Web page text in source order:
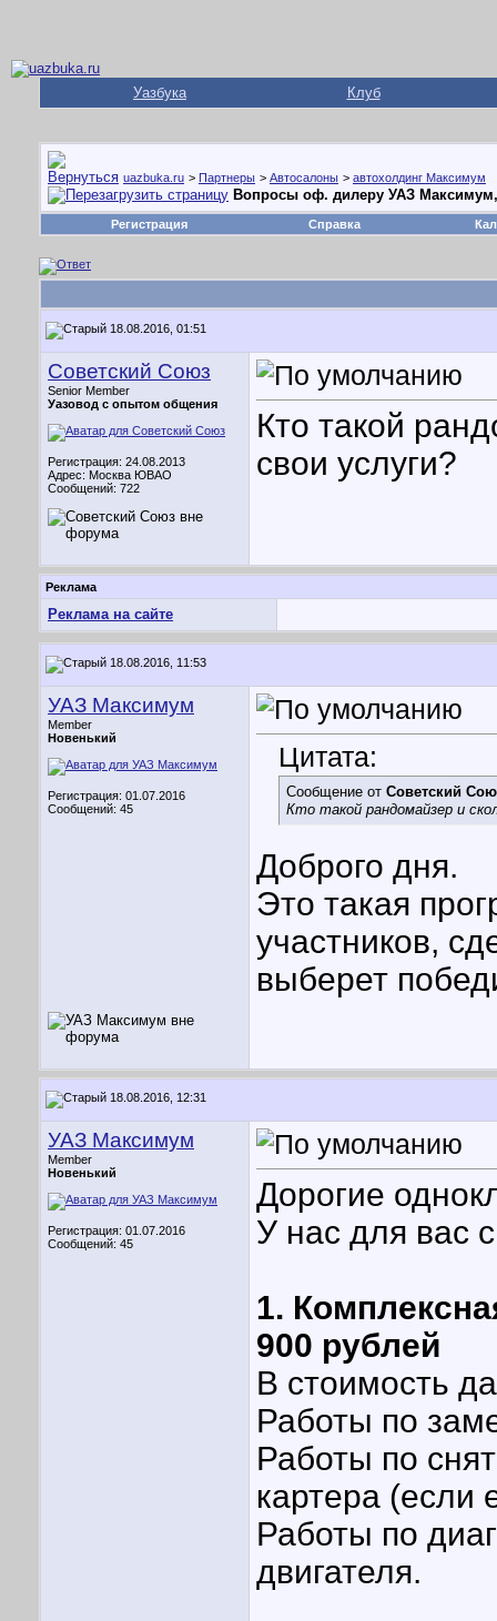
Уазбука Клуб
uazbuka.ru > Партнеры > Автосалоны > автохолдинг Максимум
Вопросы оф. дилеру УАЗ
Регистрация Справка
18.08.2016, 01:51
Советский Союз
Senior Member
Уазовод с опытом общения
Регистрация: 24.08.2013
Адрес: Москва ЮВАО
Сообщений: 722
Кто такой
свои услуги?
Реклама
Реклама на сайте
18.08.2016, 11:53
УАЗ Максимум
Member
Новенький
Регистрация: 01.07.2016
Сообщений: 45
Цитата:
Сообщение от Советский
Кто такой рандомайзер и
Доброго дня.
Это такая
участников,
выберет
18.08.2016, 12:31
УАЗ Максимум
Member
Новенький
Регистрация: 01.07.2016
Сообщений: 45
Дорогие
У нас для вас
1.
900 рублей
В стоимость
Работы по
Работы по
картера (если
Работы по
двигателя.